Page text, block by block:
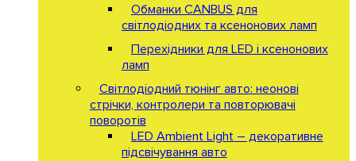
Обманки CANBUS для
світлодіодних та ксенонових ламп
Перехідники для LED і ксенонових
ламп
Світлодіодний тюнінг авто: неонові
стрічки, контролери та повторювачі
поворотів
LED Ambient Light – декоративне
підсвічування авто